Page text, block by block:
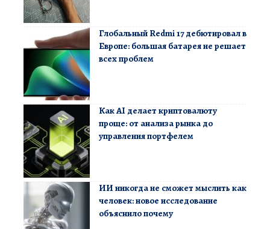
Глобальный Redmi 17 дебютировал в
Европе: большая батарея не решает
всех проблем
Как AI делает криптовалюту
проще: от анализа рынка до
управления портфелем
ИИ никогда не сможет мыслить как
человек: новое исследование
объяснило почему